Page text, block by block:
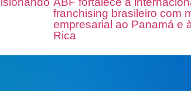
franchising brasileiro com
empresarial ao Panamá e
Rica